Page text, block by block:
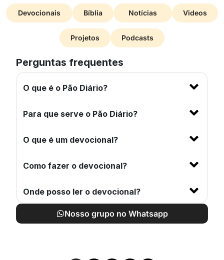
Devocionais Bíblia Notícias Videos
Projetos Podcasts
Perguntas frequentes
O que é o Pão Diário?
Para que serve o Pão Diário?
O que é um devocional?
Como fazer o devocional?
Onde posso ler o devocional?
Nosso grupo no Whatsapp